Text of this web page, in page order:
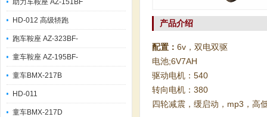
助力车鞍座 AZ-151BF
HD-012 高级轿跑
跑车鞍座 AZ-323BF-
童车鞍座 AZ-195BF-
童车BMX-217B
HD-011
童车BMX-217D
产品介绍
配置： 6v，双电双驱
电池;6V7AH
驱动电机：540
转向电机：380
四轮减震，缓启动，mp3，高